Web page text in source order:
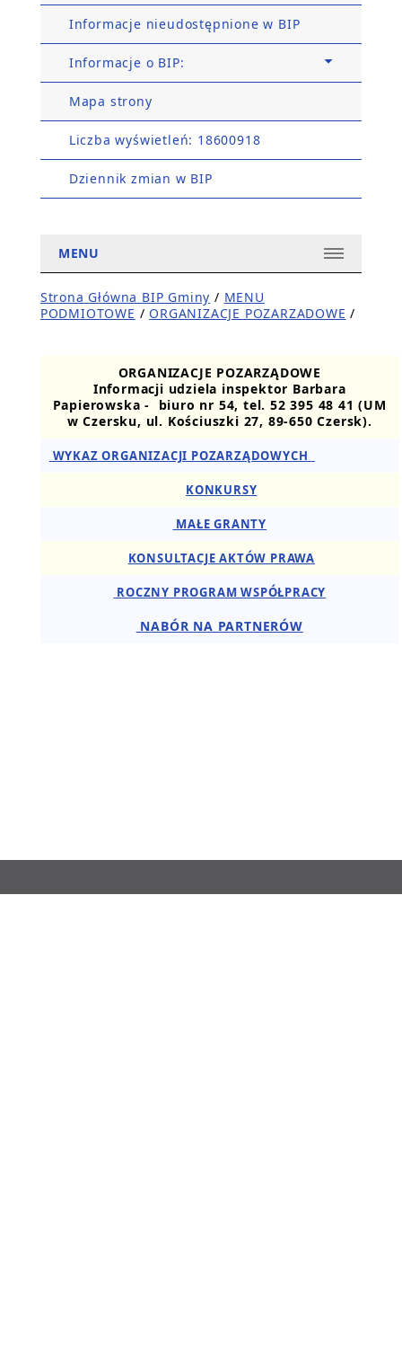
Informacje nieudostępnione w BIP
Informacje o BIP:
Mapa strony
Liczba wyświetleń: 18600918
Dziennik zmian w BIP
MENU
Strona Główna BIP Gminy / MENU
PODMIOTOWE / ORGANIZACJE POZARZADOWE /
ORGANIZACJE POZARZĄDOWE
Informacji udziela inspektor Barbara
Papierowska - biuro nr 54, tel. 52 395 48 41 (UM
w Czersku, ul. Kościuszki 27, 89-650 Czersk).
WYKAZ ORGANIZACJI POZARZĄDOWYCH
KONKURSY
MAŁE GRANTY
KONSULTACJE AKTÓW PRAWA
ROCZNY PROGRAM WSPÓŁPRACY
NABÓR NA PARTNERÓW